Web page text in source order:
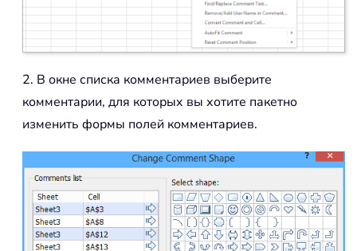
2. В окне списка комментариев выберите
комментарии, для которых вы хотите пакетно
изменить формы полей комментариев.